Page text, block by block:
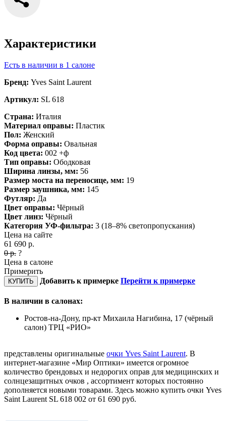
Характеристики
Есть в наличии в 1 салоне
Бренд: Yves Saint Laurent
Артикул: SL 618
Страна: Италия
Материал оправы: Пластик
Пол: Женский
Форма оправы: Овальная
Код цвета: 002 +ф
Тип оправы: Ободковая
Ширина линзы, мм: 56
Размер моста на переносице, мм: 19
Размер заушника, мм: 145
Футляр: Да
Цвет оправы: Чёрный
Цвет линз: Чёрный
Категория УФ-фильтра: 3 (18–8% светопропускания)
Цена на сайте
61 690 р.
0р. ?
Цена в салоне
Примерить
КУПИТЬ Добавить к примерке Перейти к примерке
В наличии в салонах:
Ростов-на-Дону, пр-кт Михаила Нагибина, 17 (чёрный
салон) ТРЦ «РИО»
представлены оригинальные очки Yves Saint Laurent. В
интернет-магазине «Мир Оптики» имеется огромное
количество брендовых и недорогих оправ для медицинских и
солнцезащитных очков , ассортимент которых постоянно
дополняется новыми товарами. Здесь можно купить очки Yves
Saint Laurent SL 618 002 от 61 690 руб.